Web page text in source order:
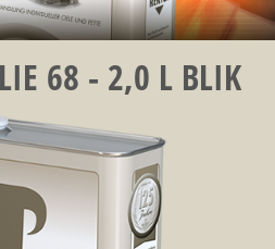
68 - 2,0 L BLIK